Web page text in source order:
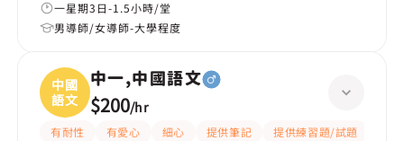
一星期3日-1.5小時/堂
男導師/女導師-大學程度
中國
語文
中一,中國語文
$200/hr
有耐性 有愛心 細心 提供筆記 提供練習題/試題